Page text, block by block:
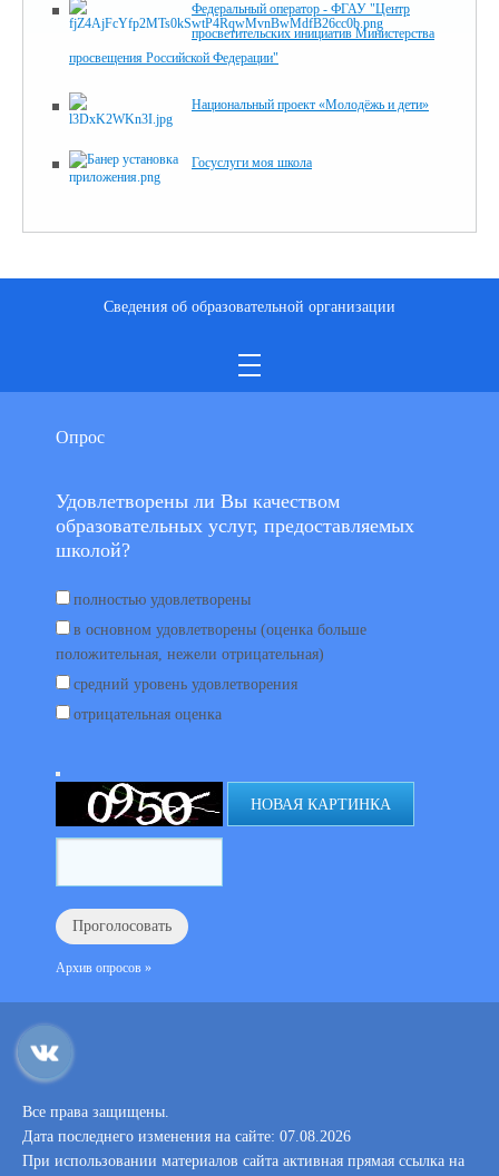
Федеральный оператор - ФГАУ "Центр
просветительских инициатив Министерства
просвещения Российской Федерации"
Национальный проект «Молодёжь и дети»
Госуслуги моя школа
Сведения об образовательной организации
Опрос
Удовлетворены ли Вы качеством
образовательных услуг, предоставляемых
школой?
полностью удовлетворены
в основном удовлетворены (оценка больше
положительная, нежели отрицательная)
средний уровень удовлетворения
отрицательная оценка
НОВАЯ КАРТИНКА
Архив опросов »
Все права защищены.
Дата последнего изменения на сайте: 07.08.2026
При использовании материалов сайта активная прямая ссылка на